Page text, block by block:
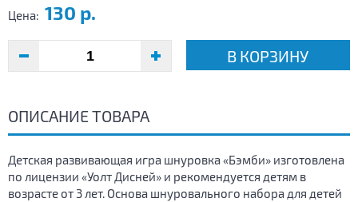
Цена: 130 р.
В КОРЗИНУ
ОПИСАНИЕ ТОВАРА
Детская развивающая игра шнуровка «Бэмби» изготовлена
по лицензии «Уолт Дисней» и рекомендуется детям в
возрасте от 3 лет. Основа шнуровального набора для детей